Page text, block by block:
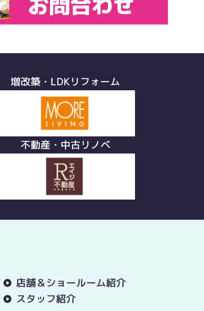
増改築・LDKリフォーム
不動産・中古リノベ
店舗＆ショールーム紹介
スタッフ紹介